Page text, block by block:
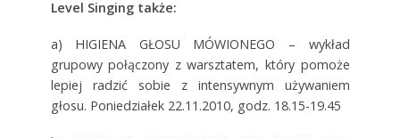
Level Singing także:
a) HIGIENA GŁOSU MÓWIONEGO – wykład
grupowy połączony z warsztatem, który pomoże
lepiej radzić sobie z intensywnym używaniem
głosu. Poniedziałek 22.11.2010, godz. 18.15-19.45